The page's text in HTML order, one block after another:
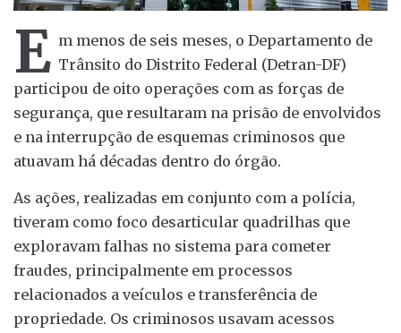
E m menos de seis meses, o Departamento de
Trânsito do Distrito Federal (Detran-DF)
participou de oito operações com as forças de
segurança, que resultaram na prisão de envolvidos
e na interrupção de esquemas criminosos que
atuavam há décadas dentro do órgão.
As ações, realizadas em conjunto com a polícia,
tiveram como foco desarticular quadrilhas que
exploravam falhas no sistema para cometer
fraudes, principalmente em processos
relacionados a veículos e transferência de
propriedade. Os criminosos usavam acessos